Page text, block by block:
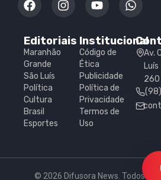
Editoriais
Maranhão
Grande
São Luís
Política
Cultura
Brasil
Esportes
Institucional
Código de
Ética
Publicidade
Política de
Privacidade
Termos de
Uso
Av.
260
© 2026 Difusora News. Todos os